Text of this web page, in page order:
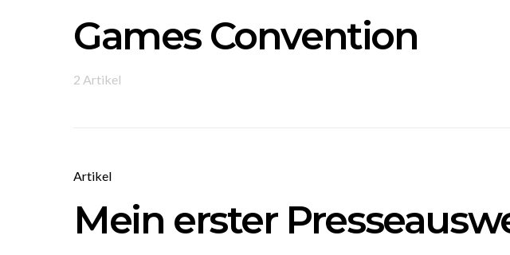
Games Convention
2 Artikel
Artikel
Mein erster